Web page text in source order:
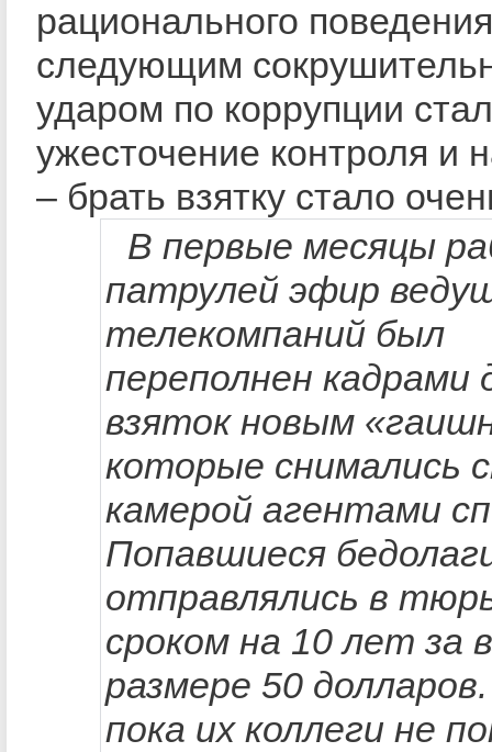
рационального
следующим
ударом по коррупции
ужесточение контроля и
– брать взятку стало
В первые месяцы
патрулей эфир
телекомпаний был
переполнен кадрами
взяток новым
которые снимались
камерой агентами
Попавшиеся
отправлялись в
сроком на 10 лет за
размере 50
пока их коллеги не